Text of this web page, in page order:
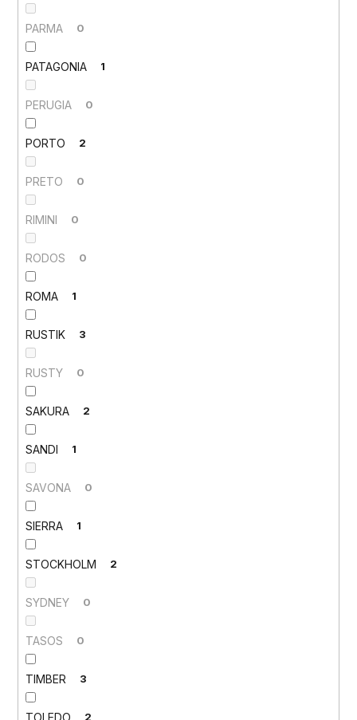
PARMA 0
PATAGONIA 1
PERUGIA 0
PORTO 2
PRETO 0
RIMINI 0
RODOS 0
ROMA 1
RUSTIK 3
RUSTY 0
SAKURA 2
SANDI 1
SAVONA 0
SIERRA 1
STOCKHOLM 2
SYDNEY 0
TASOS 0
TIMBER 3
2